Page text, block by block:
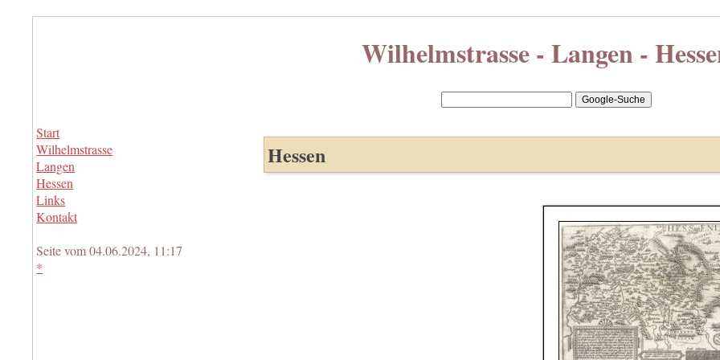
Wilhelmstrasse - Langen -
Start
Wilhelmstrasse
Langen
Hessen
Links
Kontakt
Seite vom 04.06.2024, 11:17
*
Hessen